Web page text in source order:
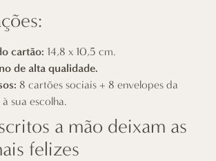
cartão: 14,8 x 10,5 cm.
de alta qualidade.
8 cartões sociais + 8 envelopes da
sua escolha.
a mão deixam as
felizes